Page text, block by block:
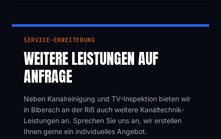
SERVICE-ERWEITERUNG
WEITERE LEISTUNGEN AUF
ANFRAGE
Neben Kanalreinigung und TV-Inspektion bieten wir
in Biberach an der Riß auch weitere Kanaltechnik-
Leistungen an. Sprechen Sie uns an, wir erstellen
Ihnen gerne ein individuelles Angebot.